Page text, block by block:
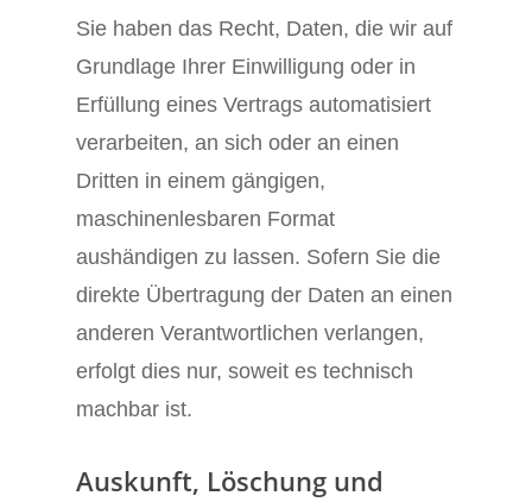
Sie haben das Recht, Daten, die wir auf
Grundlage Ihrer Einwilligung oder in
Erfüllung eines Vertrags automatisiert
verarbeiten, an sich oder an einen
Dritten in einem gängigen,
maschinenlesbaren Format
aushändigen zu lassen. Sofern Sie die
direkte Übertragung der Daten an einen
anderen Verantwortlichen verlangen,
erfolgt dies nur, soweit es technisch
machbar ist.
Auskunft, Löschung und